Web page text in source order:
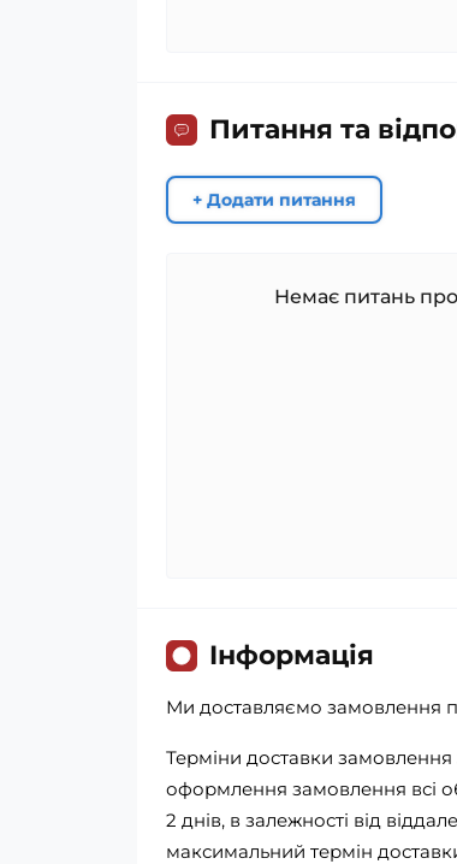
Питання та
+ Додати питання
Немає питань
Iнформація
Ми доставляємо замовлення
Терміни доставки замовлення
оформлення замовлення всі
2 днів, в залежності від
максимальний термін